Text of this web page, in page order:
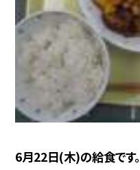
6月22日(木)の給食です。